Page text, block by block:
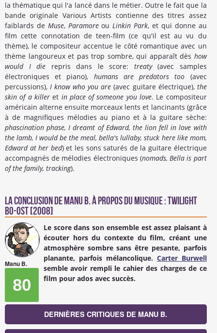
la thématique qui l'a lancé dans le métier. Outre le fait que la
bande originale Various Artists contienne des titres assez
faiblards de Muse, ParamoreouLinkin Park, et qui donne au
film cette connotation de teen-film (ce qu'il est au vu du
thème), le compositeur accentue le côté romantique avec un
thème langoureux et pas trop sombre, qui apparaît dès how
would I die repris dans le score: treaty(avec samples
électroniques et piano), humans are predators too (avec
percussions),I know who you are(avec guitare électrique), the
skin of a killeret in place of someone you love. Le compositeur
américain alterne ensuite morceaux lents et lancinants (grâce
à de magnifiques mélodies au piano et à la guitare sèche:
phascination phase, I dreamt of Edward, the lion fell in love with
the lamb, I would be the meal, bella's lullaby, stuck here like mom,
Edward at her bed) et les sons saturés de la guitare électrique
accompagnés de mélodies électroniques (nomads, Bella is part
of the family, tracking).
La conclusion de Manu B.à propos du Musique : Twilight
BO-OST [2008]
Manu B.
80
Le score dans son ensemble est assez plaisant à
écouter hors du contexte du film, créant une
atmosphère sombre sans être pesante, parfois
planante, parfois mélancolique. Carter Burwell
semble avoir rempli le cahier des charges de ce
film pour ados avec succès.
DERNIÈRES CRITIQUES DE MANU B.